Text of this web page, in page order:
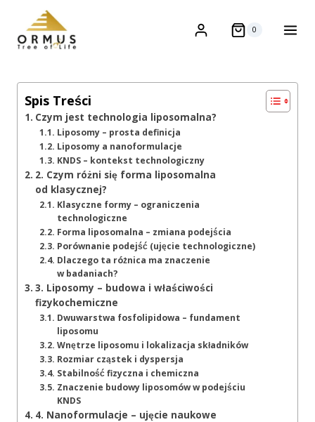
0
Spis Treści
Czym jest technologia liposomalna?
Liposomy – prosta definicja
Liposomy a nanoformulacje
KNDS – kontekst technologiczny
2. Czym różni się forma liposomalna
od klasycznej?
Klasyczne formy – ograniczenia
technologiczne
Forma liposomalna – zmiana podejścia
Porównanie podejść (ujęcie technologiczne)
Dlaczego ta różnica ma znaczenie
w badaniach?
3. Liposomy – budowa i właściwości
fizykochemiczne
Dwuwarstwa fosfolipidowa – fundament
liposomu
Wnętrze liposomu i lokalizacja składników
Rozmiar cząstek i dyspersja
Stabilność fizyczna i chemiczna
Znaczenie budowy liposomów w podejściu
KNDS
4. Nanoformulacje – ujęcie naukowe